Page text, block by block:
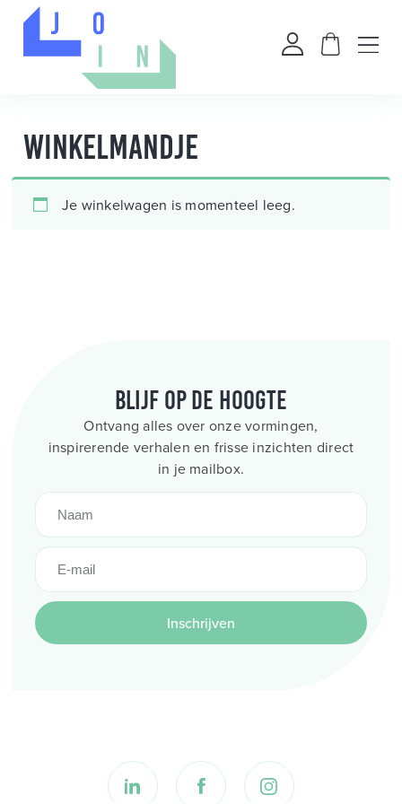
Winkelmandje
Je winkelwagen is momenteel leeg.
Blijf op de hoogte
Ontvang alles over onze vormingen,
inspirerende verhalen en frisse inzichten direct
in je mailbox.
Inschrijven